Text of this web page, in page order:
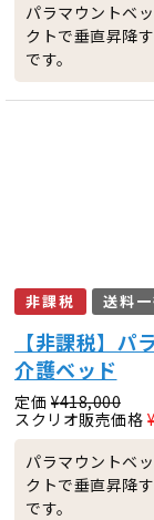
パラマウントベ
クトで垂直昇降
です。
非課税 送料
【非課税】
介護ベッド
定価 ¥418,000
スクリオ販売価格 ¥
パラマウントベ
クトで垂直昇降
です。